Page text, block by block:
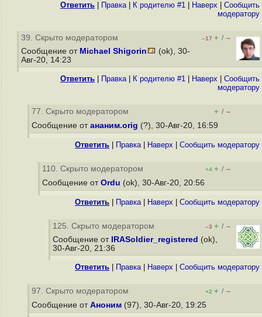
Ответить Правка| К родителю #1 Наверх
Cообщить
модератору
39. Скрыто модератором –17 + / –
Сообщение от Michael Shigorin
(ok), 30-
Авг-20, 14:23
Ответить Правка| К родителю #1 Наверх
Cообщить
модератору
77. Скрыто модератором + / –
Сообщение от ананим.orig (?), 30-Авг-20, 16:59
Ответить Правка| Наверх Cообщить модератору
110. Скрыто модератором +4 + / –
Сообщение от Ordu (ok), 30-Авг-20, 20:56
Ответить Правка| Наверх Cообщить модератору
125. Скрыто модератором –3 + / –
Сообщение от
IRASoldier_registered (ok),
30-Авг-20, 21:36
Ответить Правка| Наверх Cообщить модератору
97. Скрыто модератором +2 + / –
Сообщение от Аноним (97), 30-Авг-20, 19:25